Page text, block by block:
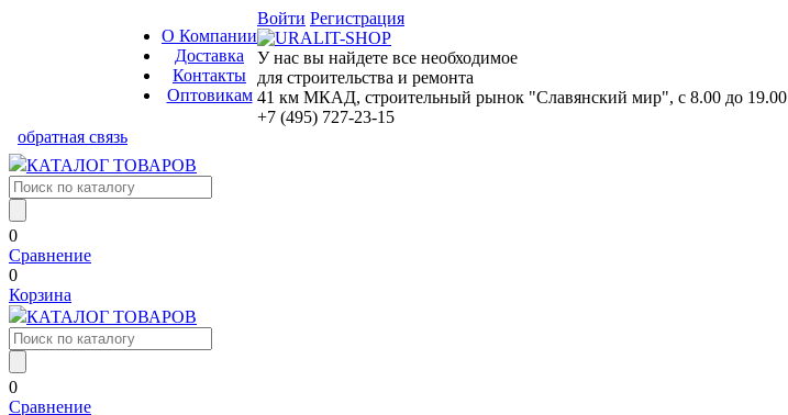
О Компании
Доставка
Контакты
Оптовикам
Войти Регистрация
У нас вы найдете все необходимое
для строительства и ремонта
41 км МКАД, строительный рынок "Славянский мир", с 8.00 до 19.00
+7 (495) 727-23-15
обратная связь
КАТАЛОГ ТОВАРОВ
0
Сравнение
0
Корзина
КАТАЛОГ ТОВАРОВ
0
Сравнение